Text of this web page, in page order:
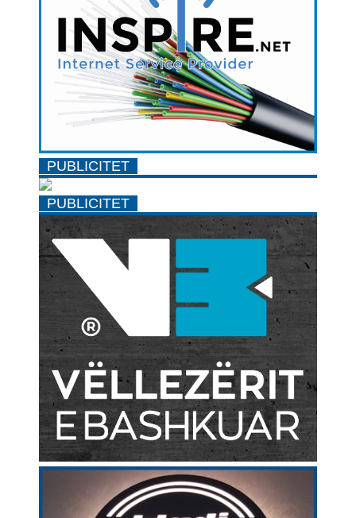
PUBLICITET
PUBLICITET